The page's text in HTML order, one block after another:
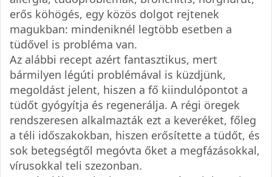
erős köhögés, egy közös dolgot rejtenek
magukban: mindeniknél legtöbb esetben a
tüdővel is probléma van.
Az alábbi recept azért fantasztikus, mert
bármilyen légúti problémával is küzdjünk,
megoldást jelent, hiszen a fő kiindulópontot a
tüdőt gyógyítja és regenerálja. A régi öregek
rendszeresen alkalmazták ezt a keveréket, főleg
a téli időszakokban, hiszen erősítette a tüdőt, és
sok betegségtől megóvta őket a megfázásokkal,
vírusokkal teli szezonban.